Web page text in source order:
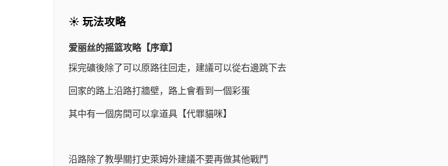
☀️ 玩法攻略
爱丽丝的摇篮攻略【序章】
採完礦後除了可以原路往回走，建議可以從右邊跳下去
回家的路上沿路打牆壁，路上會看到一個彩蛋
其中有一個房間可以拿道具【代罪貓咪】
沿路除了教學關打史萊姆外建議不要再做其他戰鬥